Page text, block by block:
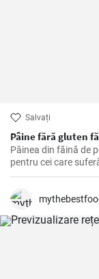
Salvați
Pâine fără gluten
Pâinea din făină de
pentru cei care